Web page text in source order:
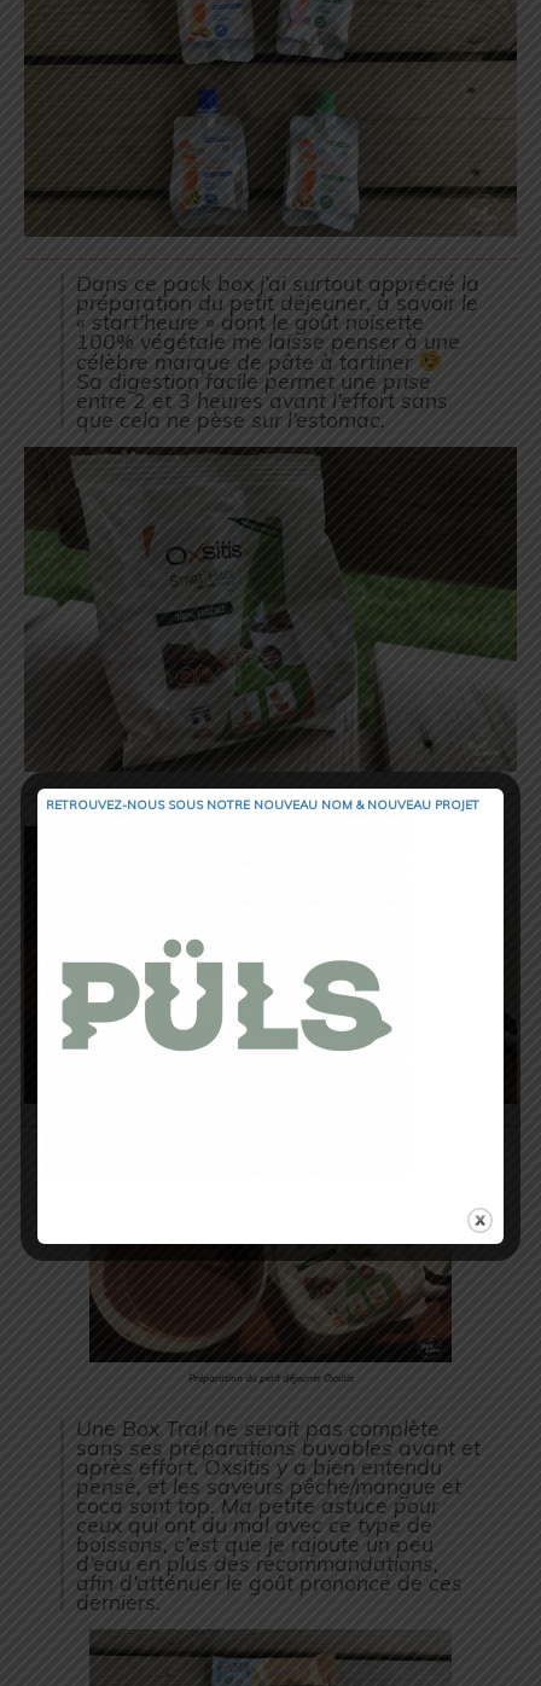
Dans ce pack box j’ai surtout apprécié la
préparation du petit déjeuner, à savoir le
« start’heure » dont le goût noisette
100% végétale me laisse penser à une
célèbre marque de pâte à tartiner
Sa digestion facile permet une prise
entre 2 et 3 heures avant l’effort sans
que cela ne pèse sur l’estomac.
Préparation du petit déjeuner Oxsitis
Une Box Trail ne serait pas complète
sans ses préparations buvables avant et
après effort. Oxsitis y a bien entendu
pensé, et les saveurs pêche/mangue et
coca sont top. Ma petite astuce pour
ceux qui ont du mal avec ce type de
boissons, c’est que je rajoute un peu
d’eau en plus des recommandations,
afin d’atténuer le goût prononcé de ces
derniers.
RETROUVEZ-NOUS SOUS NOTRE NOUVEAU NOM & NOUVEAU PROJET